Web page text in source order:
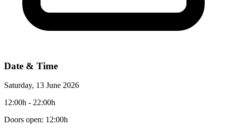
Date & Time
Saturday, 13 June 2026
12:00h - 22:00h
Doors open: 12:00h